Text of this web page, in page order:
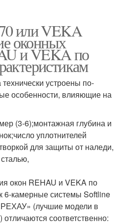
или VEKA
оконных
и VEKA по
устроены по-
особенности, влияющие на
(3-6);монтажная глубина и
уплотнителей
для защиты от наледи,
окон REHAU и VEKA по
6-камерные системы Softline
(лучшие модели в
соответственно: